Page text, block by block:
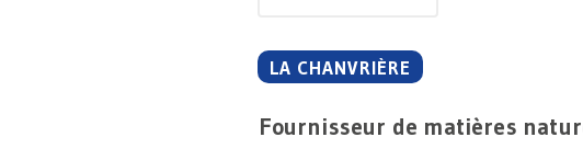
LA CHANVRIÈRE
Fournisseur de matières